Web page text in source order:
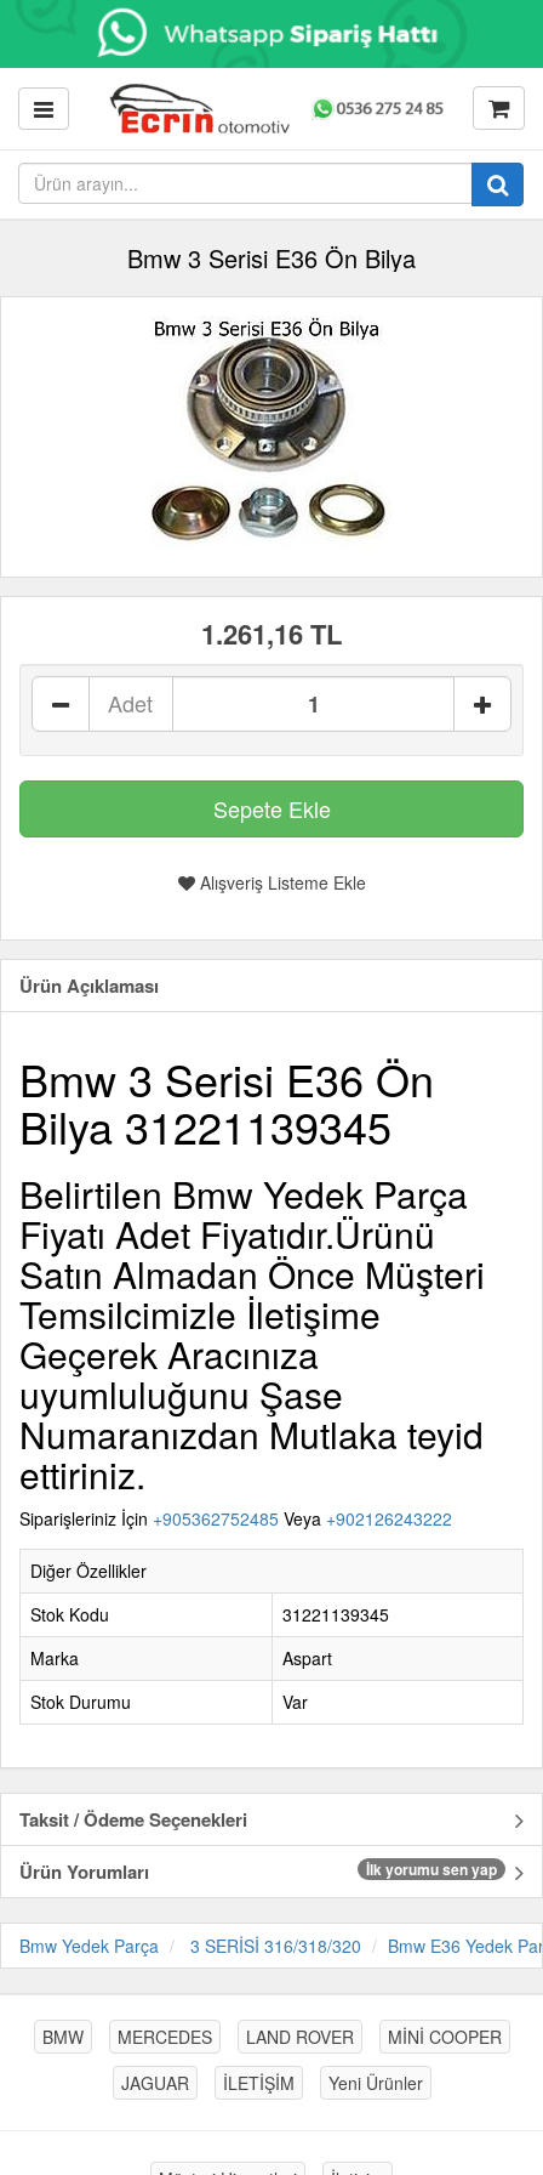
Bmw 3 Serisi E36 Ön Bilya
1.261,16 TL
Adet
Alışveriş Listeme Ekle
Ürün Açıklaması
Bmw 3 Serisi E36 Ön
Bilya 31221139345
Belirtilen Bmw Yedek Parça
Fiyatı Adet Fiyatıdır.Ürünü
Satın Almadan Önce Müşteri
Temsilcimizle İletişime
Geçerek Aracınıza
uyumluluğunu Şase
Numaranızdan Mutlaka teyid
ettiriniz.
Siparişleriniz İçin +905362752485 Veya +902126243222
Diğer Özellikler
Stok Kodu
31221139345
Marka
Aspart
Stok Durumu
Var
Taksit / Ödeme Seçenekleri
Ürün Yorumları
İlk yorumu sen yap
Bmw Yedek Parça 3 SERİSİ 316/318/320 Bmw E36 Yedek
BMW MERCEDES LAND ROVER
MİNİ COOPER
JAGUAR
İLETİŞİM Yeni Ürünler